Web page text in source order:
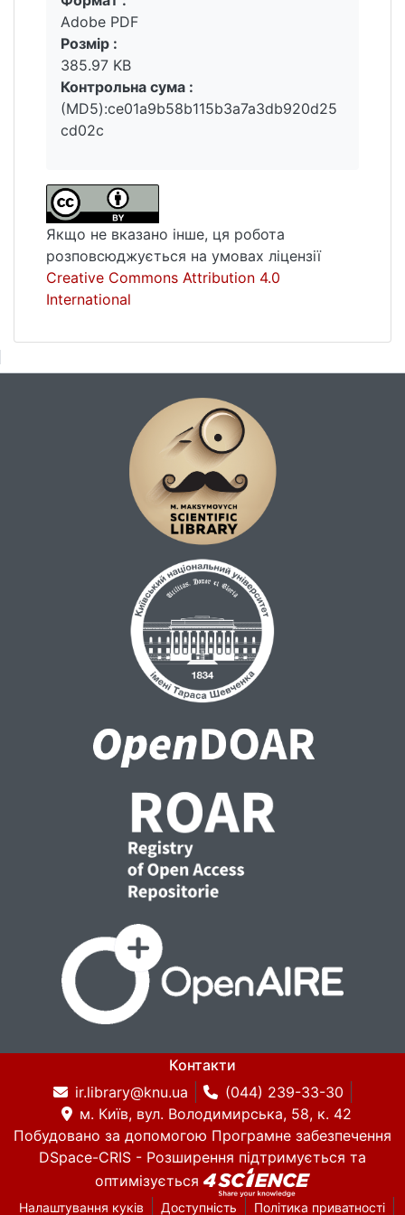
академічну значущість: вона вибудувала
мости дружби між українським і
румунським народами.
Adobe PDF
Розмір :
385.97 KB
Контрольна сума :
(MD5):ce01a9b58b115b3a7a3db920d25
cd02c
Якщо не вказано інше, ця робота
розповсюджується на умовах ліцензії
Creative Commons Attribution 4.0
International
Контакти
ir.library@knu.ua
(044) 239-33-30
м. Київ, вул. Володимирська, 58, к. 42
Побудовано за допомогою Програмне забезпечення
DSpace-CRIS - Розширення підтримується та
оптимізується
Налаштування куків Доступність Політика приватності